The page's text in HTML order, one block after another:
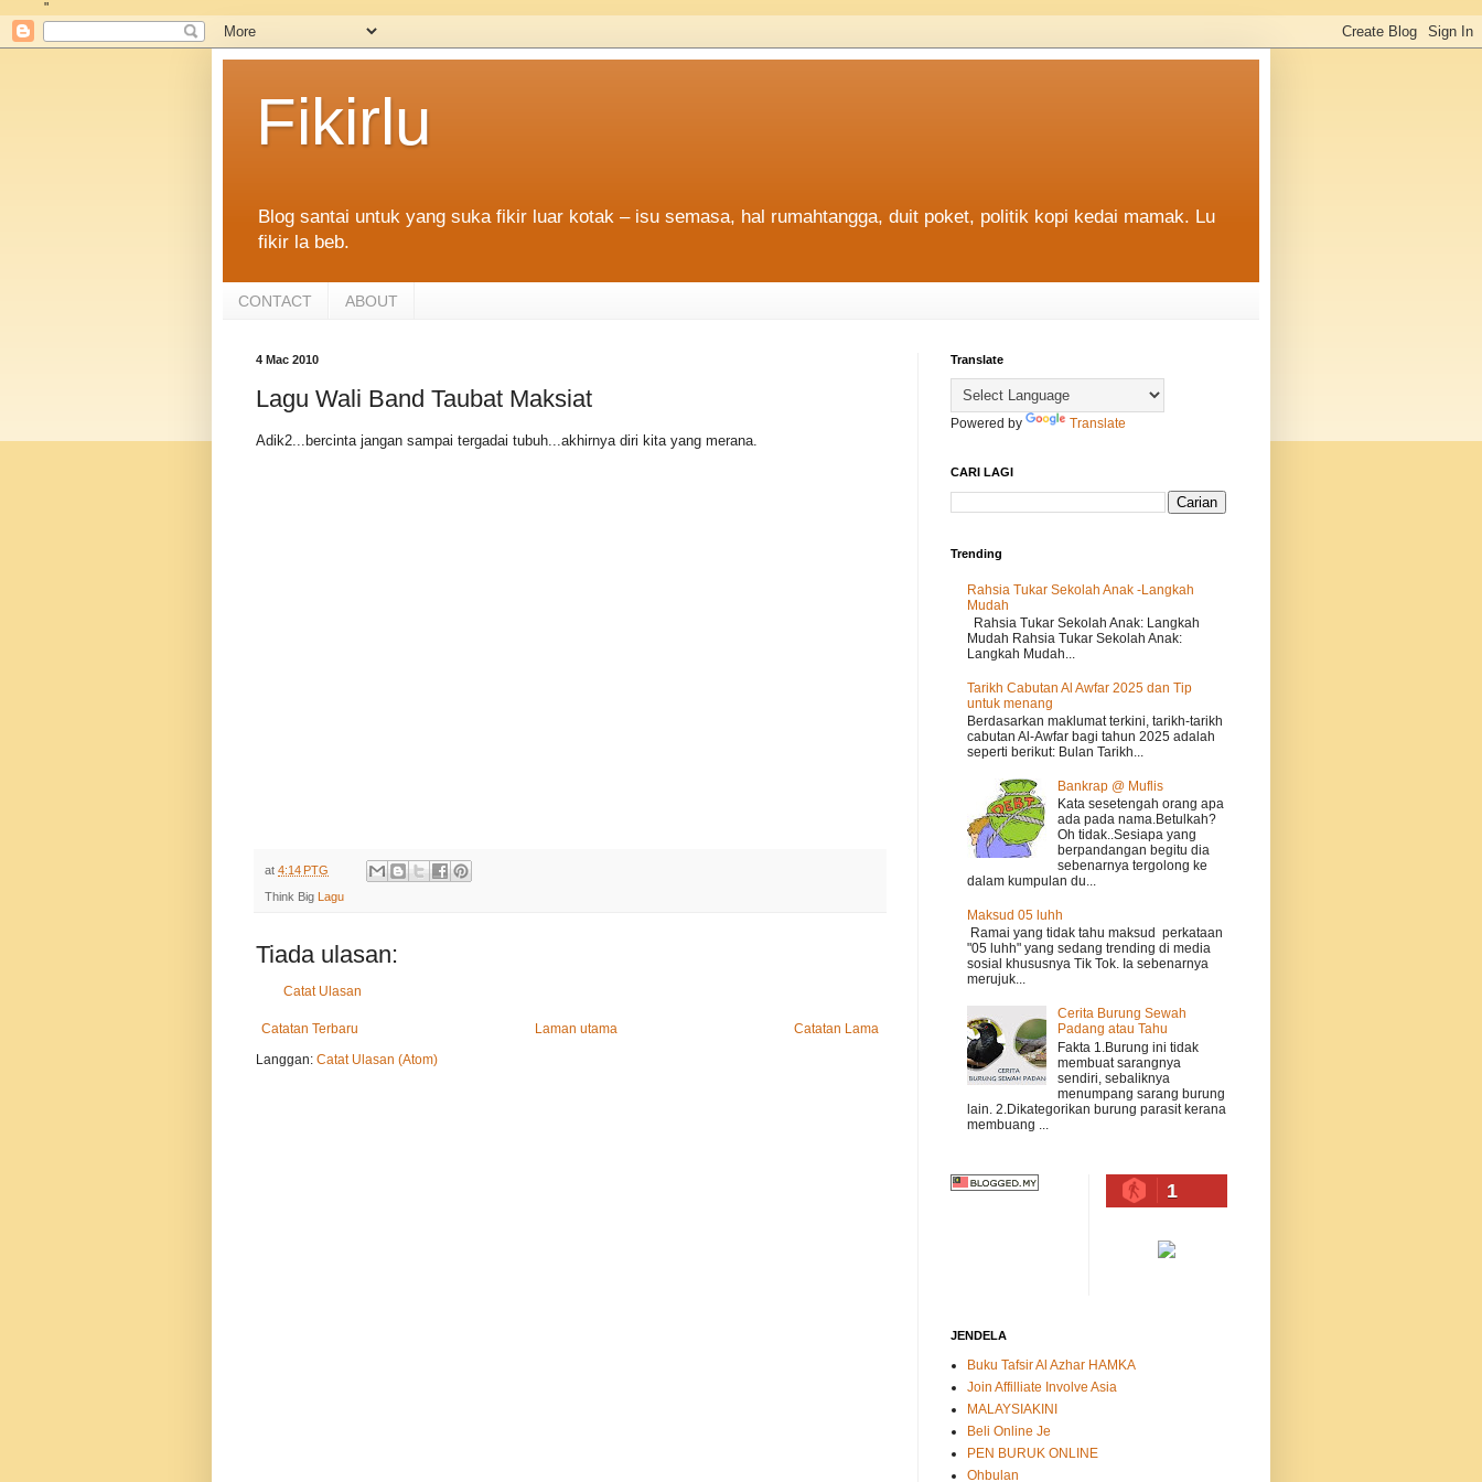
"
Fikirlu
Blog santai untuk yang suka fikir luar kotak – isu semasa, hal rumahtangga, duit poket, politik kopi kedai mamak. Lu
fikir la beb.
CONTACT ABOUT
4 Mac 2010
Lagu Wali Band Taubat Maksiat
Adik2...bercinta jangan sampai tergadai tubuh...akhirnya diri kita yang merana.
at 4:14 PTG
Think Big Lagu
Tiada ulasan:
Catat Ulasan
Catatan Terbaru Catatan Lama
Laman utama
Langgan: Catat Ulasan (Atom)
Translate
Powered by Translate
CARI LAGI
Trending
Rahsia Tukar Sekolah Anak -Langkah
Mudah
Rahsia Tukar Sekolah Anak: Langkah
Mudah Rahsia Tukar Sekolah Anak:
Langkah Mudah...
Tarikh Cabutan Al Awfar 2025 dan Tip
untuk menang
Berdasarkan maklumat terkini, tarikh-tarikh
cabutan Al-Awfar bagi tahun 2025 adalah
seperti berikut: Bulan Tarikh...
Bankrap @ Muflis
Kata sesetengah orang apa
ada pada nama.Betulkah?
Oh tidak..Sesiapa yang
berpandangan begitu dia
sebenarnya tergolong ke
dalam kumpulan du...
Maksud 05 luhh
Ramai yang tidak tahu maksud perkataan
"05 luhh" yang sedang trending di media
sosial khususnya Tik Tok. Ia sebenarnya
merujuk...
Cerita Burung Sewah
Padang atau Tahu
Fakta 1.Burung ini tidak
membuat sarangnya
sendiri, sebaliknya
menumpang sarang burung
lain. 2.Dikategorikan burung parasit kerana
membuang ...
1
JENDELA
Buku Tafsir Al Azhar HAMKA
Join Affilliate Involve Asia
MALAYSIAKINI
Beli Online Je
PEN BURUK ONLINE
Ohbulan